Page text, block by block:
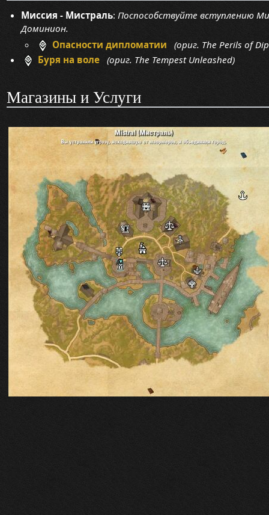
Миссия - Мистраль:Поспособствуйте вступлению
Доминион.
Опасности дипломатии
(ориг. The Perils of
Буря на воле (ориг. The Tempest Unleashed)
Магазины и Услуги